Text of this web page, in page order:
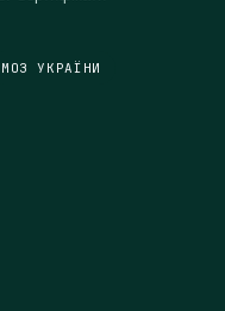
МОЗ УКРАЇНИ